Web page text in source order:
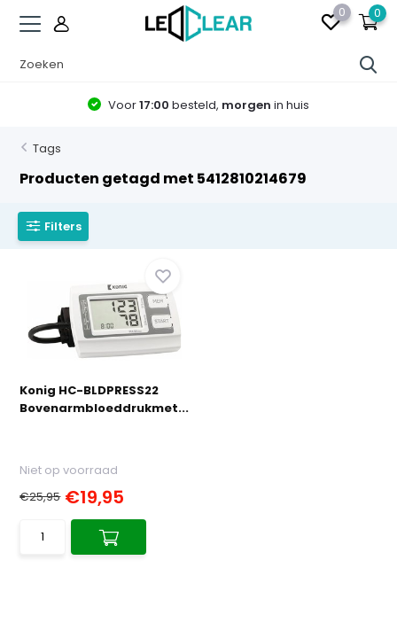
0 0
Voor17:00 besteld, morgen in huis
Tags
Producten getagd met 5412810214679
Filters
Konig HC-BLDPRESS22
Bovenarmbloeddrukmet...
Niet op voorraad
€25,95 €19,95